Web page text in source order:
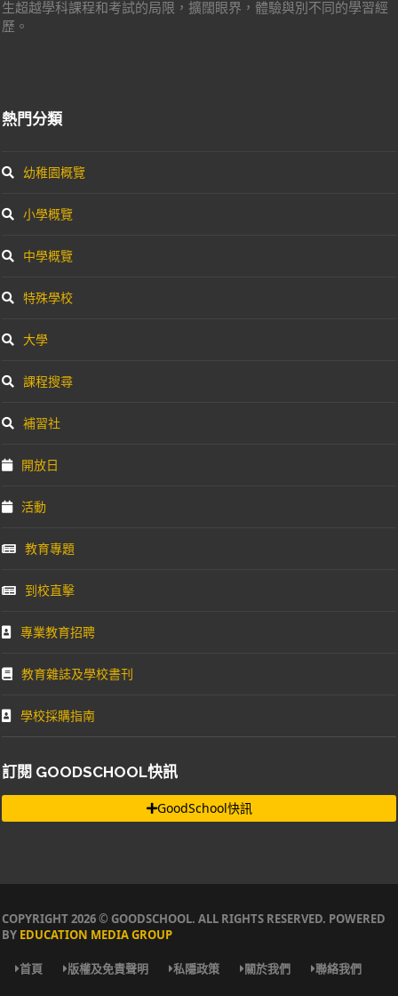
生超越學科課程和考試的局限，擴闊眼界，體驗與別不同的學習經
歷。
熱門分類
幼稚園概覽
小學概覽
中學概覽
特殊學校
大學
課程搜尋
補習社
開放日
活動
教育專題
到校直擊
專業教育招聘
教育雜誌及學校書刊
學校採購指南
訂閱 GOODSCHOOL快訊
GoodSchool快訊
COPYRIGHT 2026 © GOODSCHOOL. ALL RIGHTS RESERVED. POWERED
BY EDUCATION MEDIA GROUP
首頁 版權及免責聲明 私隱政策 關於我們 聯絡我們